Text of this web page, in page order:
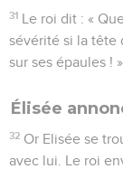
31 Le roi dit : «
sévérité si la tête
sur ses épaules ! »
Élisée
32 Or Elisée se
avec lui. Le roi